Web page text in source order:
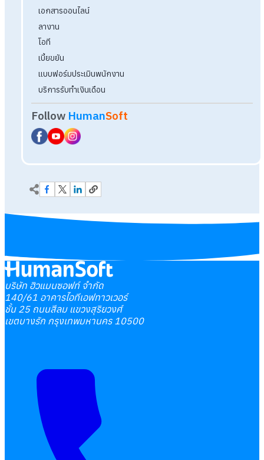
บริษัท ฮิวแมนซอฟท์ จำกัด
140/61 อาคารไอทีเอฟทาวเวอร์
ชั้น 25 ถนนสีลม แขวงสุริยวงศ์
เขตบางรัก กรุงเทพมหานคร 10500